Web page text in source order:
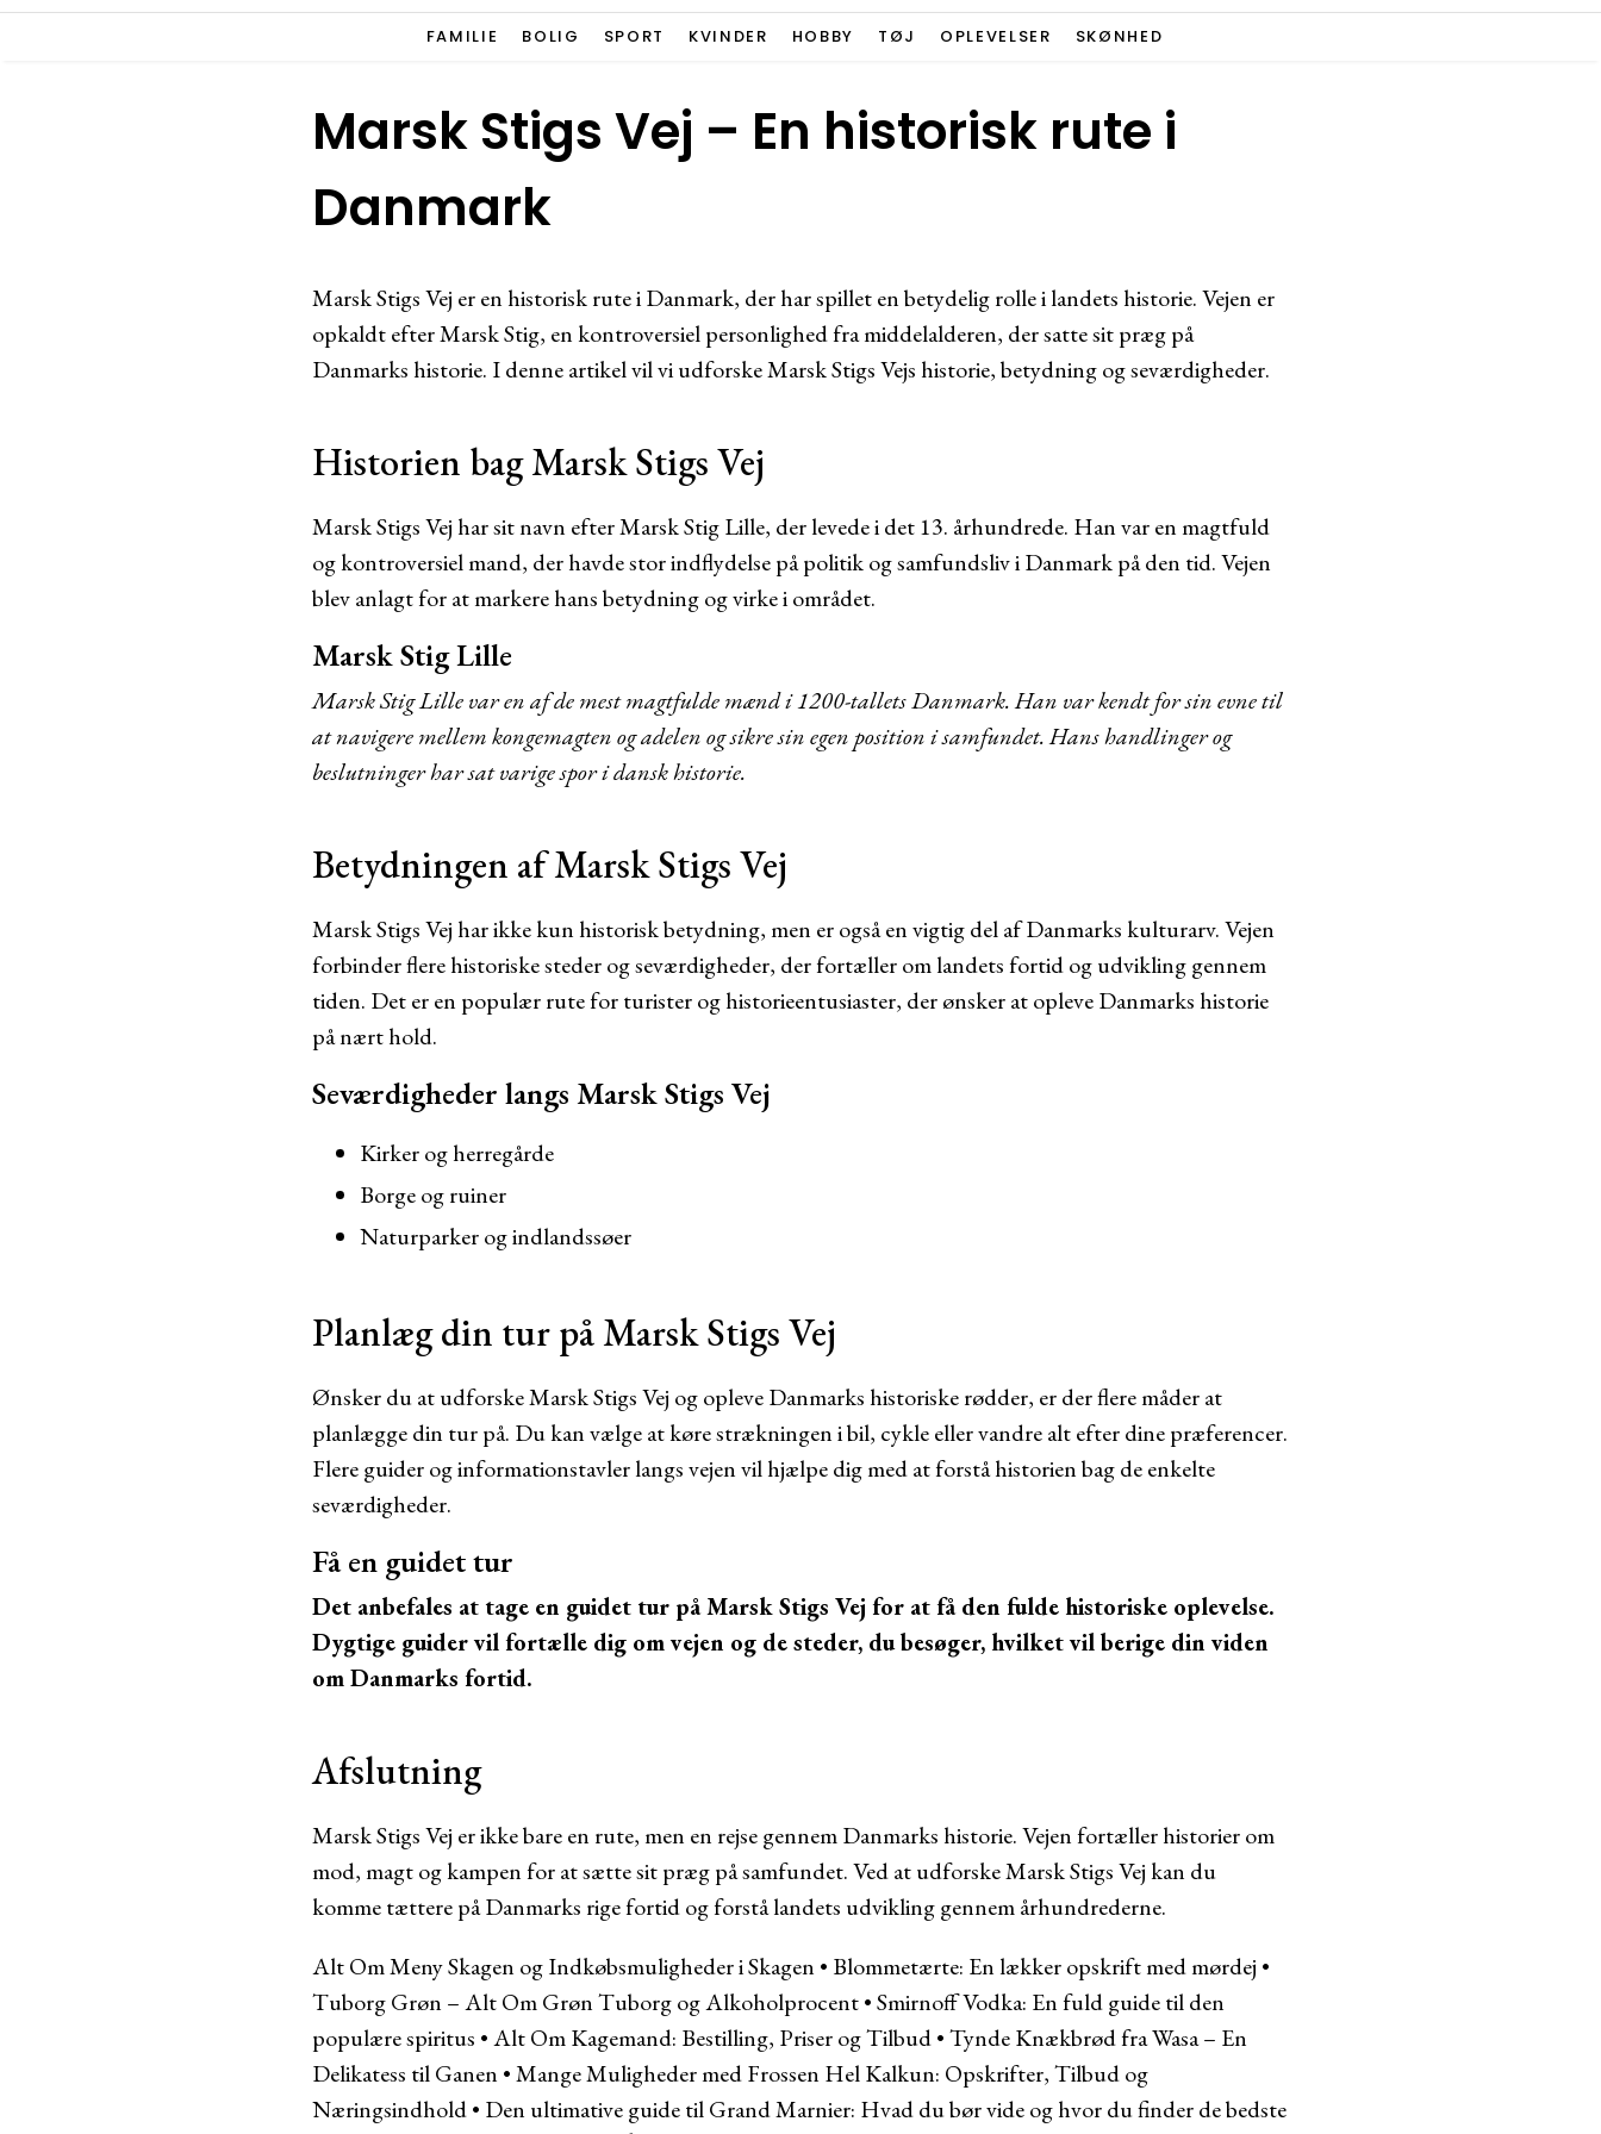
FAMILIE BOLIG SPORT KVINDER HOBBY TØJ OPLEVELSER SKØNHED
Marsk Stigs Vej – En historisk rute i
Danmark
Marsk Stigs Vej er en historisk rute i Danmark, der har spillet en betydelig rolle i landets historie. Vejen er
opkaldt efter Marsk Stig, en kontroversiel personlighed fra middelalderen, der satte sit præg på
Danmarks historie. I denne artikel vil vi udforske Marsk Stigs Vejs historie, betydning og seværdigheder.
Historien bag Marsk Stigs Vej
Marsk Stigs Vej har sit navn efter Marsk Stig Lille, der levede i det 13. århundrede. Han var en magtfuld
og kontroversiel mand, der havde stor indflydelse på politik og samfundsliv i Danmark på den tid. Vejen
blev anlagt for at markere hans betydning og virke i området.
Marsk Stig Lille
Marsk Stig Lille var en af de mest magtfulde mænd i 1200-tallets Danmark. Han var kendt for sin evne til
at navigere mellem kongemagten og adelen og sikre sin egen position i samfundet. Hans handlinger og
beslutninger har sat varige spor i dansk historie.
Betydningen af Marsk Stigs Vej
Marsk Stigs Vej har ikke kun historisk betydning, men er også en vigtig del af Danmarks kulturarv. Vejen
forbinder flere historiske steder og seværdigheder, der fortæller om landets fortid og udvikling gennem
tiden. Det er en populær rute for turister og historieentusiaster, der ønsker at opleve Danmarks historie
på nært hold.
Seværdigheder langs Marsk Stigs Vej
Kirker og herregårde
Borge og ruiner
Naturparker og indlandssøer
Planlæg din tur på Marsk Stigs Vej
Ønsker du at udforske Marsk Stigs Vej og opleve Danmarks historiske rødder, er der flere måder at
planlægge din tur på. Du kan vælge at køre strækningen i bil, cykle eller vandre alt efter dine præferencer.
Flere guider og informationstavler langs vejen vil hjælpe dig med at forstå historien bag de enkelte
seværdigheder.
Få en guidet tur
Det anbefales at tage en guidet tur på Marsk Stigs Vej for at få den fulde historiske oplevelse.
Dygtige guider vil fortælle dig om vejen og de steder, du besøger, hvilket vil berige din viden
om Danmarks fortid.
Afslutning
Marsk Stigs Vej er ikke bare en rute, men en rejse gennem Danmarks historie. Vejen fortæller historier om
mod, magt og kampen for at sætte sit præg på samfundet. Ved at udforske Marsk Stigs Vej kan du
komme tættere på Danmarks rige fortid og forstå landets udvikling gennem århundrederne.
Alt Om Meny Skagen og Indkøbsmuligheder i Skagen • Blommetærte: En lækker opskrift med mørdej •
Tuborg Grøn – Alt Om Grøn Tuborg og Alkoholprocent•Smirnoff Vodka: En fuld guide til den
populære spiritus •Alt Om Kagemand: Bestilling, Priser og Tilbud•Tynde Knækbrød fra Wasa – En
Delikatess til Ganen •Mange Muligheder med Frossen Hel Kalkun: Opskrifter, Tilbud og
Næringsindhold• Den ultimative guide til Grand Marnier: Hvad du bør vide og hvor du finder de bedste